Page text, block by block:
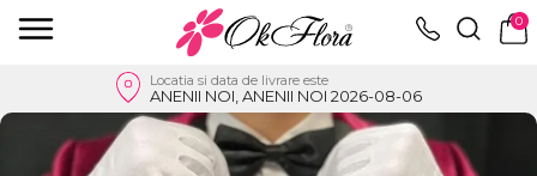
0
Locatia si data de livrare este
ANENII NOI, ANENII NOI 2026-08-06